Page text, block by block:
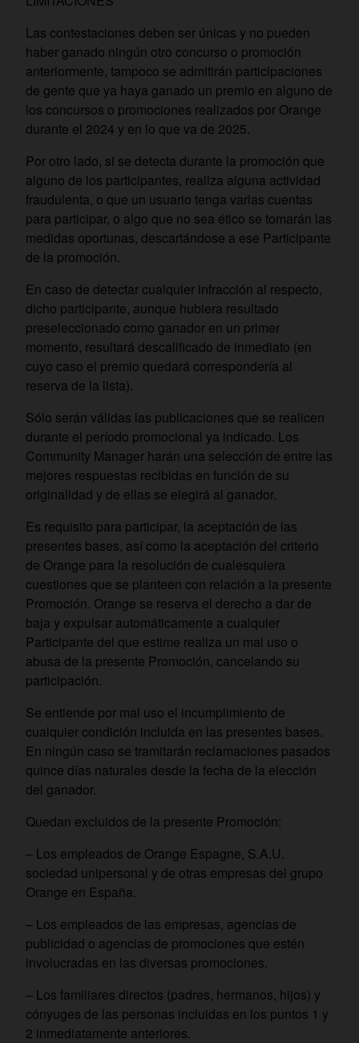
Las contestaciones deben ser únicas y no pueden
haber ganado ningún otro concurso o promoción
anteriormente, tampoco se admitirán participaciones
de gente que ya haya ganado un premio en alguno de
los concursos o promociones realizados por Orange
durante el 2024 y en lo que va de 2025.
Por otro lado, si se detecta durante la promoción que
alguno de los participantes, realiza alguna actividad
fraudulenta, o que un usuario tenga varias cuentas
para participar, o algo que no sea ético se tomarán las
medidas oportunas, descartándose a ese Participante
de la promoción.
En caso de detectar cualquier infracción al respecto,
dicho participante, aunque hubiera resultado
preseleccionado como ganador en un primer
momento, resultará descalificado de inmediato (en
cuyo caso el premio quedará correspondería al
reserva de la lista).
Sólo serán válidas las publicaciones que se realicen
durante el período promocional ya indicado. Los
Community Manager harán una selección de entre las
mejores respuestas recibidas en función de su
originalidad y de ellas se elegirá al ganador.
Es requisito para participar, la aceptación de las
presentes bases, así como la aceptación del criterio
de Orange para la resolución de cualesquiera
cuestiones que se planteen con relación a la presente
Promoción. Orange se reserva el derecho a dar de
baja y expulsar automáticamente a cualquier
Participante del que estime realiza un mal uso o
abusa de la presente Promoción, cancelando su
participación.
Se entiende por mal uso el incumplimiento de
cualquier condición incluida en las presentes bases.
En ningún caso se tramitarán reclamaciones pasados
quince días naturales desde la fecha de la elección
del ganador.
Quedan excluidos de la presente Promoción:
– Los empleados de Orange Espagne, S.A.U.
sociedad unipersonal y de otras empresas del grupo
Orange en España.
– Los empleados de las empresas, agencias de
publicidad o agencias de promociones que estén
involucradas en las diversas promociones.
– Los familiares directos (padres, hermanos, hijos) y
cónyuges de las personas incluidas en los puntos 1 y
2 inmediatamente anteriores.